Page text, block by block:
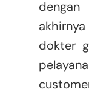
dokter